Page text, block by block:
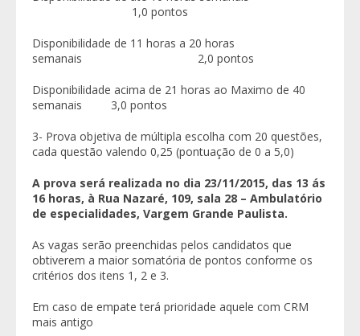
1,0 pontos
Disponibilidade de 11 horas a 20 horas
semanais 2,0 pontos
Disponibilidade acima de 21 horas ao Maximo de 40
semanais 3,0 pontos
3- Prova objetiva de múltipla escolha com 20 questões,
cada questão valendo 0,25 (pontuação de 0 a 5,0)
A prova será realizada no dia 23/11/2015, das 13 ás
16 horas, à Rua Nazaré, 109, sala 28 – Ambulatório
de especialidades, Vargem Grande Paulista.
As vagas serão preenchidas pelos candidatos que
obtiverem a maior somatória de pontos conforme os
critérios dos itens 1, 2 e 3.
Em caso de empate terá prioridade aquele com CRM
mais antigo